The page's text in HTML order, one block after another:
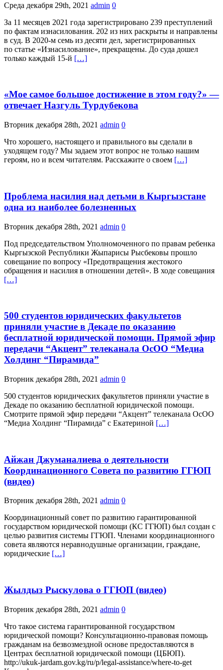
Среда декабря 29th, 2021 admin 0
За 11 месяцев 2021 года зарегистрировано 239 преступлений
по фактам изнасилования. 202 из них раскрыты и направлены
в суд. В 2020-м семь из десяти дел, зарегистрированных
по статье «Изнасилование», прекращены. До суда дошел
только каждый 15-й […]
«Мое самое большое достижение в этом году?» —
отвечает Назгуль Турдубекова
Вторник декабря 28th, 2021 admin 0
Что хорошего, настоящего и правильного вы сделали в
уходящем году? Мы задаем этот вопрос не только нашим
героям, но и всем читателям. Расскажите о своем […]
Проблема насилия над детьми в Кыргызстане
одна из наиболее болезненных
Вторник декабря 28th, 2021 admin 0
Под председательством Уполномоченного по правам ребенка
Кыргызской Республики Жыпарисы Рысбековы прошло
совещание по вопросу «Предотвращения жестокого
обращения и насилия в отношении детей». В ходе совещания
[…]
500 студентов юридических факультетов
приняли участие в Декаде по оказанию
бесплатной юридической помощи. Прямой эфир
передачи “Акцент” телеканала ОсОО “Медиа
Холдинг “Пирамида”
Вторник декабря 28th, 2021 admin 0
500 студентов юридических факультетов приняли участие в
Декаде по оказанию бесплатной юридической помощи.
Смотрите прямой эфир передачи “Акцент” телеканала ОсОО
“Медиа Холдинг “Пирамида” с Екатериной […]
Айжан Джуманалиева о деятельности
Координационного Совета по развитию ГГЮП
(видео)
Вторник декабря 28th, 2021 admin 0
Координационный совет по развитию гарантированной
государством юридической помощи (КС ГГЮП) был создан с
целью развития системы ГГЮП. Членами координационного
совета являются неравнодушные организации, граждане,
юридические […]
Жылдыз Рыскулова о ГГЮП (видео)
Вторник декабря 28th, 2021 admin 0
Что такое система гарантированной государством
юридической помощи? Консультационно-правовая помощь
гражданам на безвозмездной основе предоставляются в
Центрах бесплатной юридической помощи (ЦБЮП).
http://ukuk-jardam.gov.kg/ru/p/legal-assistance/where-to-get